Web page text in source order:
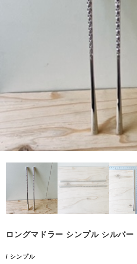
ロングマドラー シンプル シルバー
/ シンプル